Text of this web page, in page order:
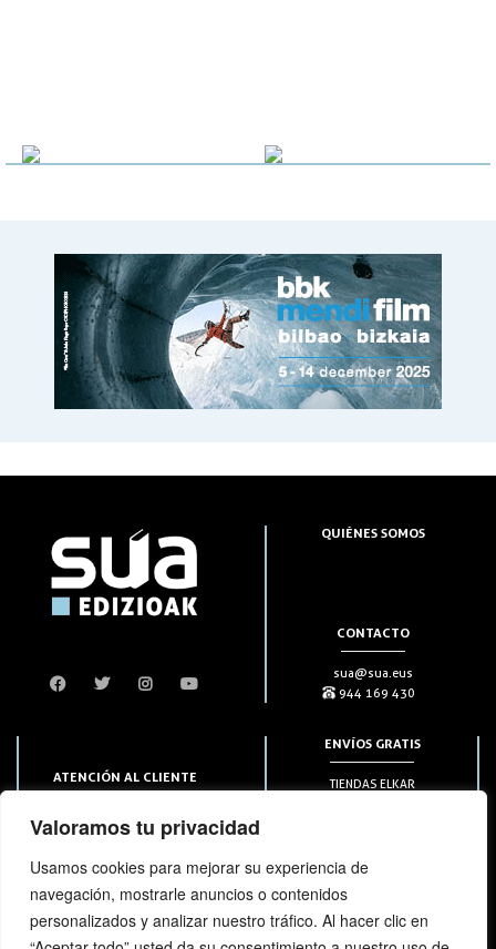
Valoramos tu privacidad
Usamos cookies para mejorar su experiencia de
navegación, mostrarle anuncios o contenidos
personalizados y analizar nuestro tráfico. Al hacer clic en
QUIÉNES SOMOS
CONTACTO
sua@sua.eus
944 169 430
ATENCIÓN AL CLIENTE
944 169 430
SUSCRIPCIONES
ENVÍOS GRATIS
TIENDAS ELKAR